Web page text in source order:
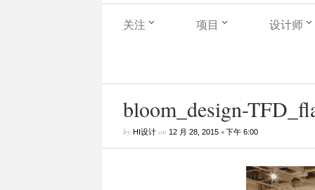
关注 项目 设计师
bloom_design-
by HI设计on 12 月 28, 2015•下午 6:00